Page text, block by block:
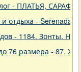
- ПЛАТЬЯ,
отдыха - Serenada -
- 1184. Зонты.
76 размера - 87.